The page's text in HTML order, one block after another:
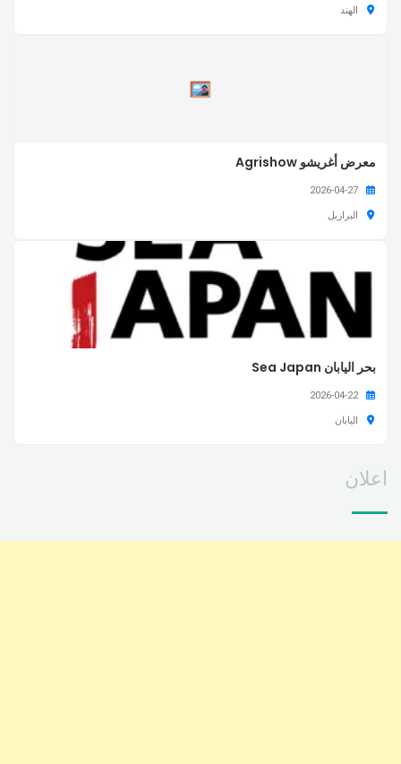
الهند
معرض أغريشو Agrishow
البرازيل
بحر اليابان Sea Japan
2026-04-22
اليابان
اعلان